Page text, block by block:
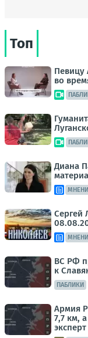
Топ
Певицу
во
Диана
Сергей
ВС РФ
к
ПАБЛИКИ
Армия
7,7 км,
эксперт